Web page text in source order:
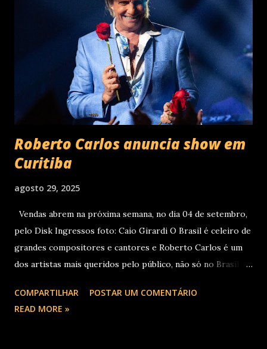
um novo capítulo na carreira do artista e, agora, ganha os
palcos por meio da EVOM Tour, que fez sua estreia
recentemente em São Paulo. Com realização da 30e ,
Supernova Ent e Prime , a escala em Curitiba aco...
Roberto Carlos anuncia show em
Curitiba
agosto 29, 2025
Vendas abrem na próxima semana, no dia 04 de setembro,
pelo Disk Ingressos foto: Caio Girardi O Brasil é celeiro de
grandes compositores e cantores e Roberto Carlos é um
dos artistas mais queridos pelo público, não só no Brasil
lançados em seu país tem sua carreira pautada em
lançamentos simultâneos em português e espanhol desde a
COMPARTILHAR
POSTAR UM COMENTÁRIO
READ MORE »